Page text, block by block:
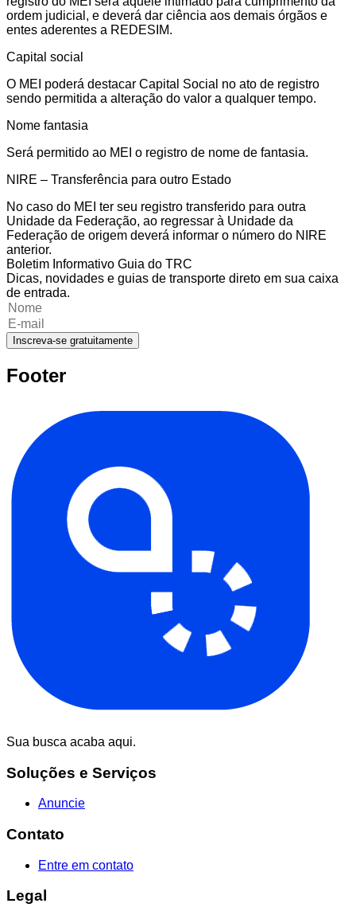
ordem judicial, e deverá dar ciência aos demais órgãos e
entes aderentes a REDESIM.
Capital social
O MEI poderá destacar Capital Social no ato de registro
sendo permitida a alteração do valor a qualquer tempo.
Nome fantasia
Será permitido ao MEI o registro de nome de fantasia.
NIRE – Transferência para outro Estado
No caso do MEI ter seu registro transferido para outra
Unidade da Federação, ao regressar à Unidade da
Federação de origem deverá informar o número do NIRE
anterior.
Boletim Informativo Guia do TRC
Dicas, novidades e guias de transporte direto em sua caixa
de entrada.
Inscreva-se gratuitamente
Footer
Sua busca acaba aqui.
Soluções e Serviços
Anuncie
Contato
Entre em contato
Legal